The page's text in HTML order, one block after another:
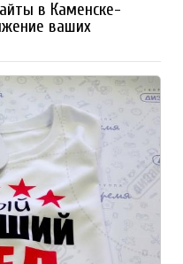
в Каменске-
ваших